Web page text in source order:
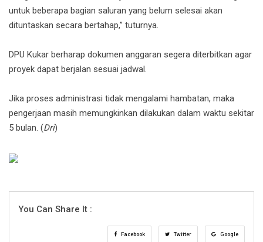
untuk beberapa bagian saluran yang belum selesai akan
dituntaskan secara bertahap,” tuturnya.
DPU Kukar berharap dokumen anggaran segera diterbitkan agar
proyek dapat berjalan sesuai jadwal.
Jika proses administrasi tidak mengalami hambatan, maka
pengerjaan masih memungkinkan dilakukan dalam waktu sekitar
5 bulan. (Dri)
You Can Share It :
Facebook Twitter Google